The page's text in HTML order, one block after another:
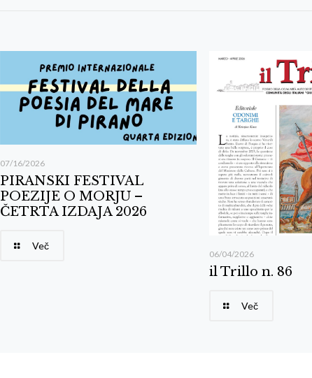
07/16/2026
PIRANSKI FESTIVAL
POEZIJE O MORJU –
ČETRTA IZDAJA 2026
Več
06/04/2026
il Trillo n. 86
Več